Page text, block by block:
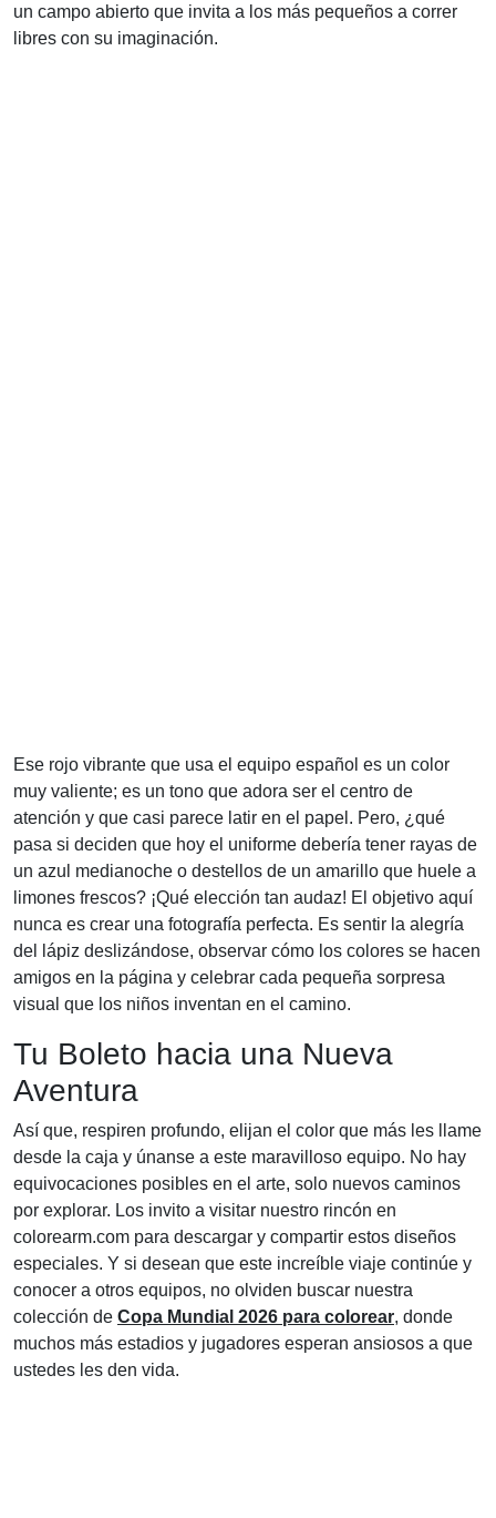
un campo abierto que invita a los más pequeños a correr
libres con su imaginación.
Ese rojo vibrante que usa el equipo español es un color
muy valiente; es un tono que adora ser el centro de
atención y que casi parece latir en el papel. Pero, ¿qué
pasa si deciden que hoy el uniforme debería tener rayas de
un azul medianoche o destellos de un amarillo que huele a
limones frescos? ¡Qué elección tan audaz! El objetivo aquí
nunca es crear una fotografía perfecta. Es sentir la alegría
del lápiz deslizándose, observar cómo los colores se hacen
amigos en la página y celebrar cada pequeña sorpresa
visual que los niños inventan en el camino.
Tu Boleto hacia una Nueva
Aventura
Así que, respiren profundo, elijan el color que más les llame
desde la caja y únanse a este maravilloso equipo. No hay
equivocaciones posibles en el arte, solo nuevos caminos
por explorar. Los invito a visitar nuestro rincón en
colorearm.com para descargar y compartir estos diseños
especiales. Y si desean que este increíble viaje continúe y
conocer a otros equipos, no olviden buscar nuestra
colección de Copa Mundial 2026 para colorear, donde
muchos más estadios y jugadores esperan ansiosos a que
ustedes les den vida.